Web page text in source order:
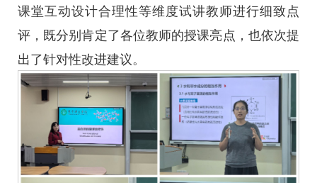
课堂互动设计合理性等维度试讲教师进行细致点
评，既分别肯定了各位教师的授课亮点，也依次提
出了针对性改进建议。